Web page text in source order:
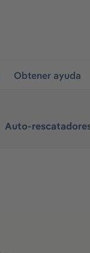
Obtener ayuda
Auto-